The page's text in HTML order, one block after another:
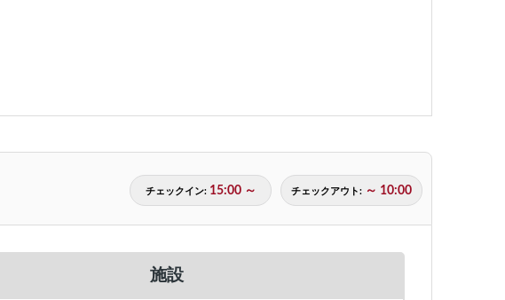
チェックイン: 15:00 ～ チェックアウト: ～ 10:00
施設